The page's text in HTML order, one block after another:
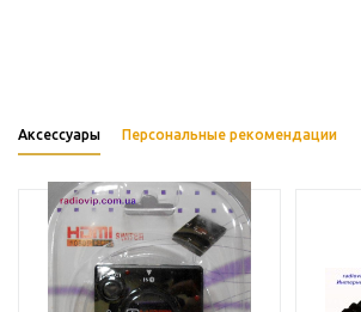
Аксессуары Персональные рекомендации